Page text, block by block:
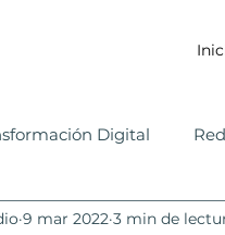
Digital
9 mar 2022 3 min de